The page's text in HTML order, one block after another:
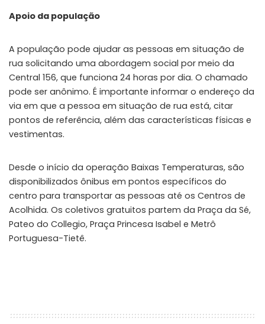
Apoio da população
A população pode ajudar as pessoas em situação de
rua solicitando uma abordagem social por meio da
Central 156, que funciona 24 horas por dia. O chamado
pode ser anônimo. É importante informar o endereço da
via em que a pessoa em situação de rua está, citar
pontos de referência, além das características físicas e
vestimentas.
Desde o início da operação Baixas Temperaturas, são
disponibilizados ônibus em pontos específicos do
centro para transportar as pessoas até os Centros de
Acolhida. Os coletivos gratuitos partem da Praça da Sé,
Pateo do Collegio, Praça Princesa Isabel e Metrô
Portuguesa-Tietê.